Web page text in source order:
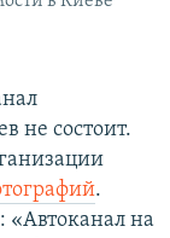
не состоит.
.
«Автоканал на